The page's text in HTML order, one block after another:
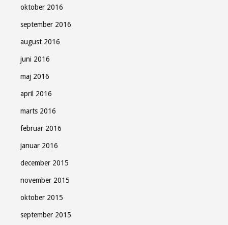
oktober 2016
september 2016
august 2016
juni 2016
maj 2016
april 2016
marts 2016
februar 2016
januar 2016
december 2015
november 2015
oktober 2015
september 2015